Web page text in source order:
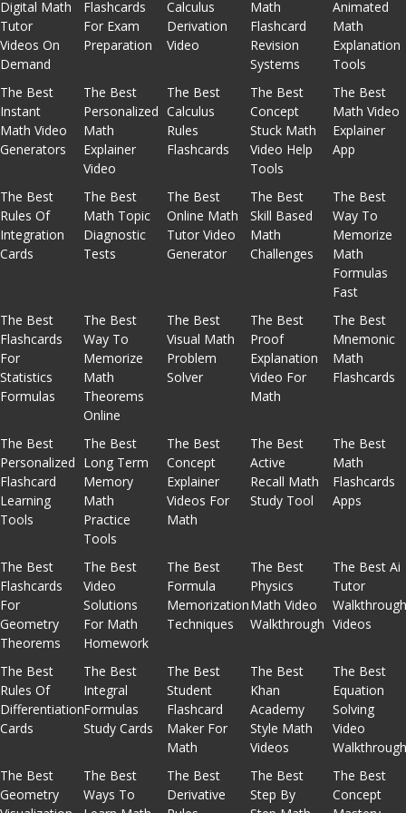
Digital Math
Tutor
Videos On
Demand
Flashcards
For Exam
Preparation
Calculus
Derivation
Video
Math
Flashcard
Revision
Systems
Animated
Math
Explanation
Tools
The Best
Instant
Math Video
Generators
The Best
Personalized
Math
Explainer
Video
The Best
Calculus
Rules
Flashcards
The Best
Concept
Stuck Math
Video Help
Tools
The Best
Math Video
Explainer
App
The Best
Rules Of
Integration
Cards
The Best
Math Topic
Diagnostic
Tests
The Best
Online Math
Tutor Video
Generator
The Best
Skill Based
Math
Challenges
The Best
Way To
Memorize
Math
Formulas
Fast
The Best
Flashcards
For
Statistics
Formulas
The Best
Way To
Memorize
Math
Theorems
Online
The Best
Visual Math
Problem
Solver
The Best
Proof
Explanation
Video For
Math
The Best
Mnemonic
Math
Flashcards
The Best
Personalized
Flashcard
Learning
Tools
The Best
Long Term
Memory
Math
Practice
Tools
The Best
Concept
Explainer
Videos For
Math
The Best
Active
Recall Math
Study Tool
The Best
Math
Flashcards
Apps
The Best
Flashcards
For
Geometry
Theorems
The Best
Video
Solutions
For Math
Homework
The Best
Formula
Memorization
Techniques
The Best
Physics
Math Video
Walkthrough
The Best Ai
Tutor
Videos
The Best
Rules Of
Differentiation
Cards
The Best
Integral
Formulas
Study Cards
The Best
Student
Flashcard
Maker For
Math
The Best
Khan
Academy
Style Math
Videos
The Best
Equation
Solving
Video
The Best
Geometry
The Best
Ways To
The Best
Derivative
The Best
Step By
The Best
Concept